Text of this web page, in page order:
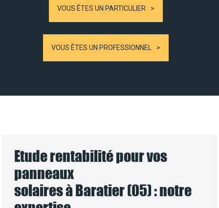
VOUS ÊTES UN PARTICULIER
VOUS ÊTES UN PROFESSIONNEL
Etude rentabilité pour vos
panneaux
solaires à Baratier (05) : notre